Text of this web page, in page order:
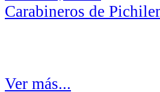
Carabineros de
Ver más...